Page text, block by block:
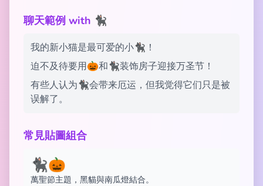
聊天範例 with 🐈‍⬛
我的新小猫是最可爱的小🐈‍⬛！
迫不及待要用🎃和🐈‍⬛装饰房子迎接万圣节！
有些人认为🐈‍⬛会带来厄运，但我觉得它们只是被
误解了。
常見貼圖組合
🐈‍⬛🎃
萬聖節主題，黑貓與南瓜燈結合。